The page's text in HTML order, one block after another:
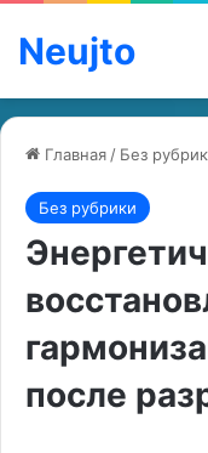
Neujto
Главная / Без
Без рубрики
после